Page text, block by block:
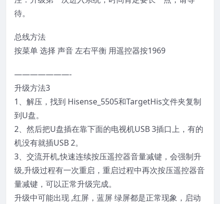
待。
总线方法
按菜单 选择 声音 左右平衡 用遥控器按1969
———————-
升级方法3
1、解压，找到 Hisense_5505和TargetHis文件夹复制
到U盘。
2、然后把U盘插在靠下面的电视机USB 3插口上，有的
机没有就插USB 2。
3、交流开机,快速连续按压遥控器音量减键，会强制升
级,升级过程有一次重启，重启过程中再次按压遥控器音
量减键，可以正常升级完成。
升级中可能出现 ,红屏，蓝屏 绿屏都是正常现象，启动